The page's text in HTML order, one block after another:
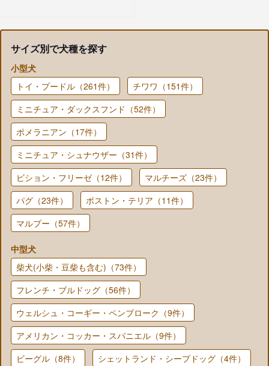
サイズ別で犬種を探す
小型犬
トイ・プードル（261件）
チワワ（151件）
ミニチュア・ダックスフンド（52件）
ポメラニアン（17件）
ミニチュア・シュナウザー（31件）
ビション・フリーゼ（12件）
マルチーズ（23件）
パグ（23件）
ボストン・テリア（11件）
マルプー（57件）
中型犬
柴犬(小柴・豆柴も含む)（73件）
フレンチ・ブルドッグ（56件）
ウェルシュ・コーギー・ペンブローク（9件）
アメリカン・コッカー・スパニエル（9件）
ビーグル（8件）
シェットランド・シープドッグ（4件）